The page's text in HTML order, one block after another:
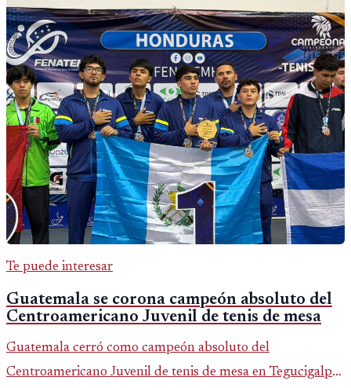
Te puede interesar
Guatemala se corona campeón absoluto del
Centroamericano Juvenil de tenis de mesa
Guatemala cerró como campeón absoluto del
Centroamericano Juvenil de tenis de mesa en Tegucigalpa